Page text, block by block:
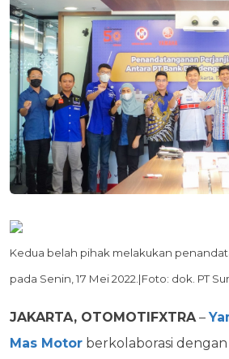
Kedua belah pihak melakukan
pada Senin, 17 Mei 2022.|Foto: dok. PT
JAKARTA, OTOMOTIFXTRA –
Mas Motor berkolaborasi dengan